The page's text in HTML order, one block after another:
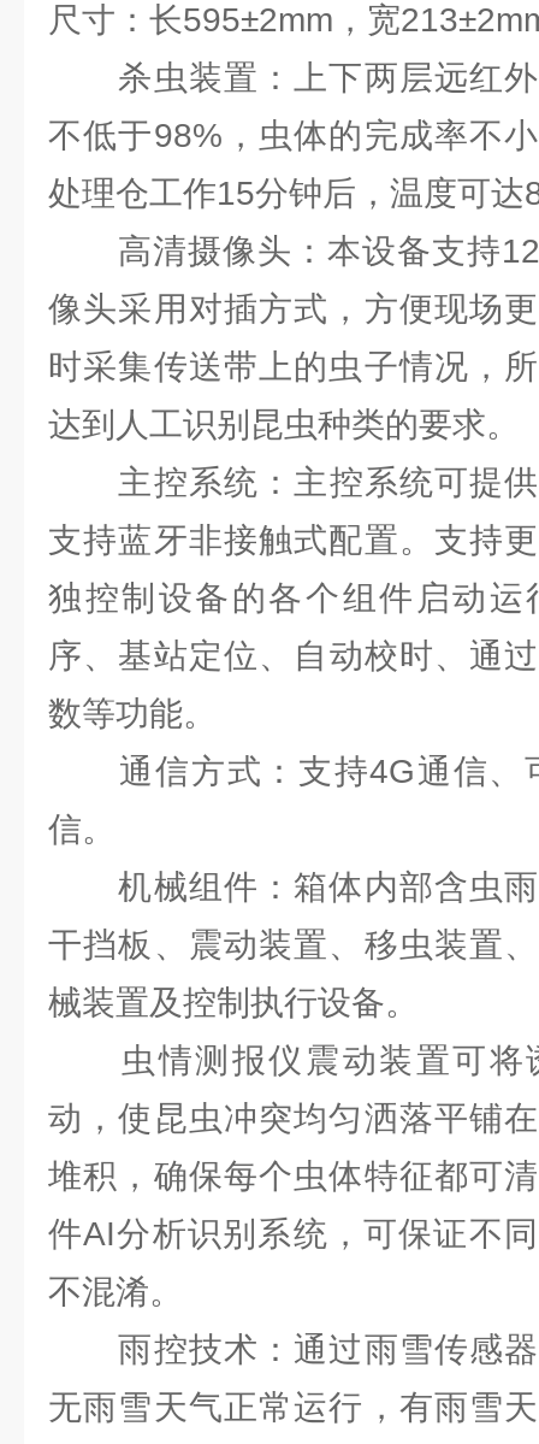
尺寸：长595±2mm，宽
杀虫装置：上下两层远红外
不低于98%，虫体的完成率不
处理仓工作15分钟后，温度可
高清摄像头：本设备支持
像头采用对插方式，方便现场
时采集传送带上的虫子情况，
达到人工识别昆虫种类的要求。
主控系统：主控系统可提供
支持蓝牙非接触式配置。支持
独控制设备的各个组件启动运
序、基站定位、自动校时、通
数等功能。
通信方式：支持4G通信、
信。
机械组件：箱体内部含虫雨
干挡板、震动装置、移虫装置
械装置及控制执行设备。
虫情测报仪震动装置可将
动，使昆虫冲突均匀洒落平铺
堆积，确保每个虫体特征都可
件AI分析识别系统，可保证不
不混淆。
雨控技术：通过雨雪传感器
无雨雪天气正常运行，有雨雪